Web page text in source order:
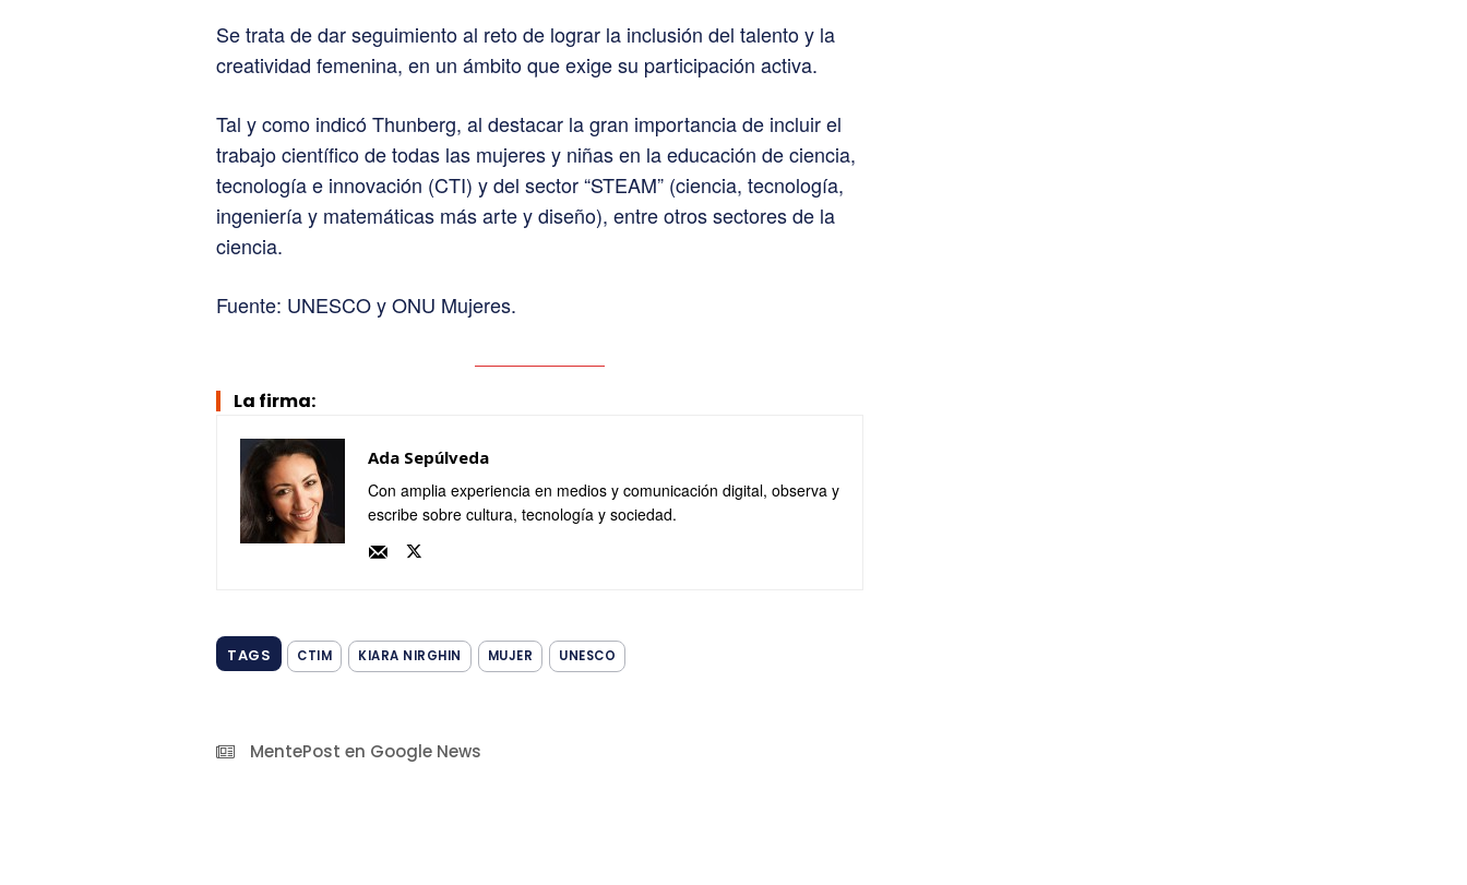
Se trata de dar seguimiento al reto de lograr la inclusión del talento y la
creatividad femenina, en un ámbito que exige su participación activa.
Tal y como indicó Thunberg, al destacar la gran importancia de incluir el
trabajo científico de todas las mujeres y niñas en la educación de ciencia,
tecnología e innovación (CTI) y del sector “STEAM” (ciencia, tecnología,
ingeniería y matemáticas más arte y diseño), entre otros sectores de la
ciencia.
Fuente: UNESCO y ONU Mujeres.
La firma:
Ada Sepúlveda
Con amplia experiencia en medios y comunicación digital, observa y
escribe sobre cultura, tecnología y sociedad.
TAGS CTIM KIARA NIRGHIN MUJER UNESCO
MentePost en Google News